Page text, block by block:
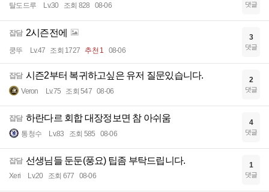
탈도드루 Lv.30 조회 828 08-06 댓글
잡담 2시즌전에
쿵뚜 Lv.47 조회 1727 추천 1 08-06
3
댓글
잡담 시즌2부터 복귀하고싶은 유저 질문있습니다.
Veron Lv.75 조회 547 08-06
2
댓글
잡담 하란다르 회합 대장정보면 참 아쉬움
통청수 Lv.83 조회 585 08-06
4
댓글
잡담 선생님들 둔둔(풍요) 팁좀 부탁드립니다.
Xeri Lv.20 조회 677 08-06
1
댓글